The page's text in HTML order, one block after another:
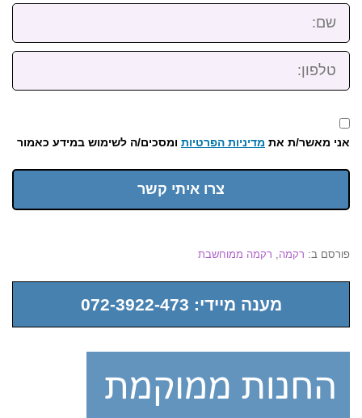
שם:
טלפון:
אני מאשר/ת את מדיניות הפרטיות ומסכים/ה לשימוש במידע כאמור
צרו איתי קשר
פורסם ב: רקמה רקמה ממוחשבת
מענה מיידי: 072-3922-473